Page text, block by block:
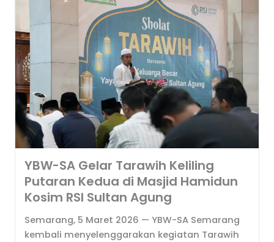
YBW-SA Gelar Tarawih Keliling
Putaran Kedua di Masjid Hamidun
Kosim RSI Sultan Agung
Semarang, 5 Maret 2026 — YBW-SA Semarang
kembali menyelenggarakan kegiatan Tarawih